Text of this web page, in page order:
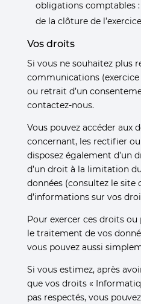
obligations comptables
de la clôture de
Vos droits
Si vous ne souhaitez plus
communications
ou retrait d’un
contactez-nous.
Vous pouvez accéder aux
concernant, les rectifier
disposez également d’un
d’un droit à la limitation
données (consultez le site
d’informations sur vos
Pour exercer ces droits
le traitement de vos
vous pouvez aussi
Si vous estimez, après
que vos droits «
pas respectés, vous